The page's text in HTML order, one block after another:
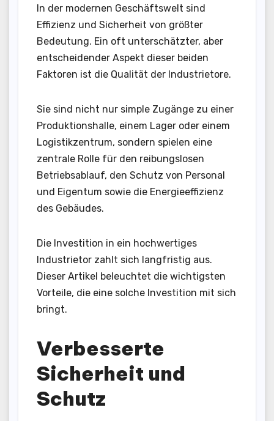
In der modernen Geschäftswelt sind
Effizienz und Sicherheit von größter
Bedeutung. Ein oft unterschätzter, aber
entscheidender Aspekt dieser beiden
Faktoren ist die Qualität der Industrietore.
Sie sind nicht nur simple Zugänge zu einer
Produktionshalle, einem Lager oder einem
Logistikzentrum, sondern spielen eine
zentrale Rolle für den reibungslosen
Betriebsablauf, den Schutz von Personal
und Eigentum sowie die Energieeffizienz
des Gebäudes.
Die Investition in ein hochwertiges
Industrietor zahlt sich langfristig aus.
Dieser Artikel beleuchtet die wichtigsten
Vorteile, die eine solche Investition mit sich
bringt.
Verbesserte
Sicherheit und
Schutz